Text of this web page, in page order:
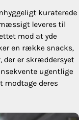
kuraterede
leveres til
mod at yde
en række snacks,
der er skræddersyet
ugentlige
modtage deres